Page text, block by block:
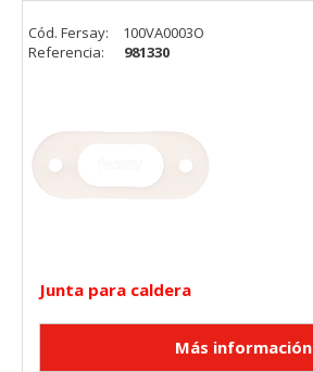
Junta para caldera
Cód. Fersay:
100VA0003O
Referencia:
981330